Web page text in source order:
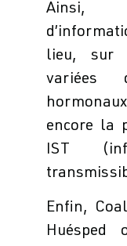
Ainsi,
lieu, sur
variées
encore la
IST
Enfin,